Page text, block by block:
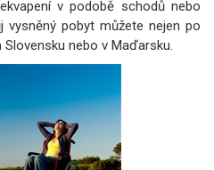
v podobě schodů nebo
vysněný pobyt můžete nejen po
Slovensku nebo v Maďarsku.